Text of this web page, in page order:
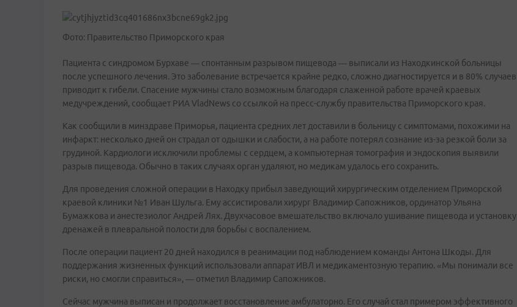
Фото: Правительство Приморского края
Пациента с синдромом Бурхаве — спонтанным разрывом пищевода — выписали из Находкинской больницы
после успешного лечения. Это заболевание встречается крайне редко, сложно диагностируется и в 80% случаев
приводит к гибели. Спасение мужчины стало возможным благодаря слаженной работе врачей краевых
медучреждений, сообщает РИА VladNews со ссылкой на пресс-службу правительства Приморского края.
Как сообщили в минздраве Приморья, пациента средних лет доставили в больницу с симптомами, похожими на
инфаркт: несколько дней он страдал от одышки и слабости, а на работе потерял сознание из-за резкой боли за
грудиной. Кардиологи исключили проблемы с сердцем, а компьютерная томография и эндоскопия выявили
разрыв пищевода. Обычно в таких случаях орган удаляют, но медикам удалось его сохранить.
Для проведения сложной операции в Находку прибыл заведующий хирургическим отделением Приморской
краевой клиники №1 Иван Шульга. Ему ассистировали хирург Владимир Сапожников, ординатор Ульяна
Бумажкова и анестезиолог Андрей Лях. Двухчасовое вмешательство включало ушивание пищевода и установку
дренажей в плевральной полости для борьбы с воспалением.
После операции пациент 20 дней находился в реанимации под наблюдением команды Антона Шкоды. Для
поддержания жизненных функций использовали аппарат ИВЛ и медикаментозную терапию. «Мы понимали все
риски, но смогли справиться», — отметил Владимир Сапожников.
Сейчас мужчина выписан и продолжает восстановление амбулаторно. Его случай стал примером эффективного